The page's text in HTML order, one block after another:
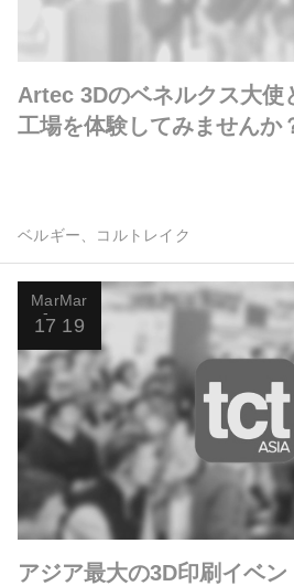
Artec 3Dのベネルクス大使
工場を体験してみませんか
ベルギー、コルトレイク
Mar
17
Mar
19
アジア最大の3D印刷イベ